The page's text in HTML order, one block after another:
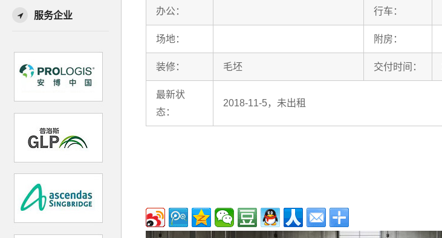
服务企业 办公： 行车：
场地： 附房：
装修： 毛坯 交付时间：
最新状
态：
2018-11-5，未出租